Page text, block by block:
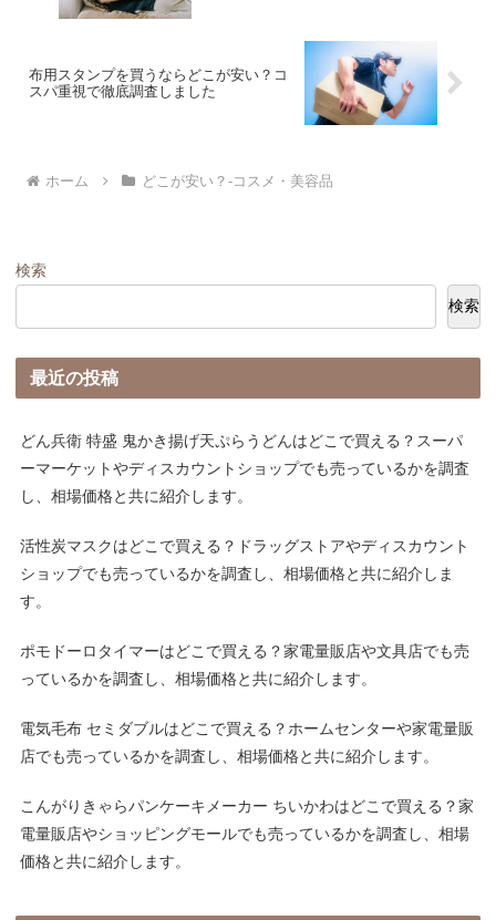
布用スタンプを買うならどこが安い？コ
スパ重視で徹底調査しました
ホーム どこが安い？-コスメ・美容品
検索
検索
最近の投稿
どん兵衛 特盛 鬼かき揚げ天ぷらうどんはどこで買える？スーパ
ーマーケットやディスカウントショップでも売っているかを調査
し、相場価格と共に紹介します。
活性炭マスクはどこで買える？ドラッグストアやディスカウント
ショップでも売っているかを調査し、相場価格と共に紹介しま
す。
ポモドーロタイマーはどこで買える？家電量販店や文具店でも売
っているかを調査し、相場価格と共に紹介します。
電気毛布 セミダブルはどこで買える？ホームセンターや家電量販
店でも売っているかを調査し、相場価格と共に紹介します。
こんがりきゃらパンケーキメーカー ちいかわはどこで買える？家
電量販店やショッピングモールでも売っているかを調査し、相場
価格と共に紹介します。